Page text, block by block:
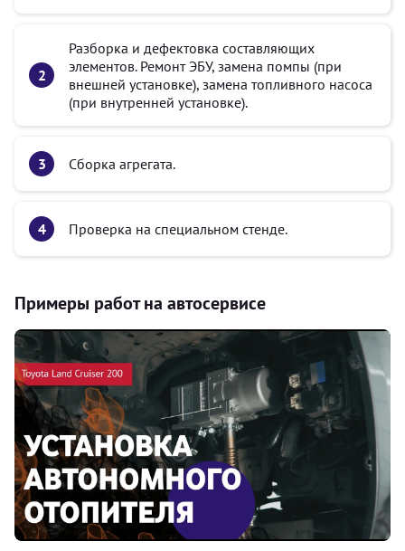
Разборка и дефектовка составляющих
элементов. Ремонт ЭБУ, замена помпы (при
внешней установке), замена топливного насоса
(при внутренней установке).
Сборка агрегата.
Проверка на специальном стенде.
Примеры работ на автосервисе